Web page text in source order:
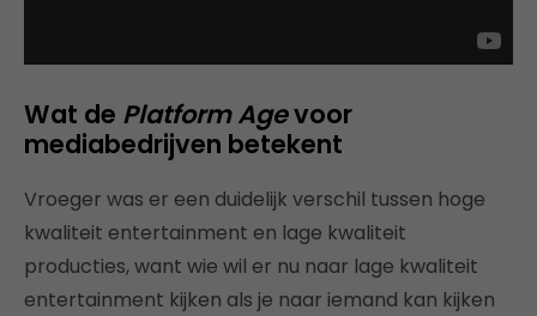
Wat de Platform Agevoor
mediabedrijven betekent
Vroeger was er een duidelijk verschil tussen hoge
kwaliteit entertainment en lage kwaliteit
producties, want wie wil er nu naar lage kwaliteit
entertainment kijken als je naar iemand kan kijken